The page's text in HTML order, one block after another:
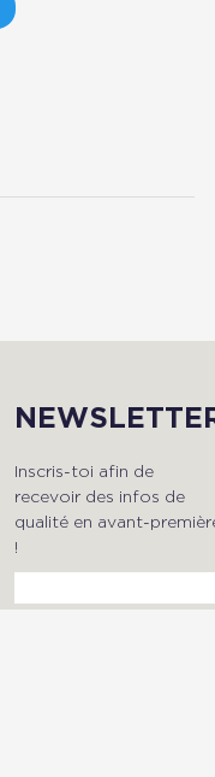
Inscris-toi afin de
recevoir des infos de
qualité en avant-
!